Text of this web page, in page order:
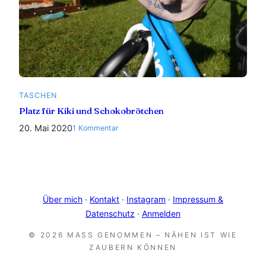
TASCHEN
Platz für Kiki und Schokobrötchen
20. Mai 20201 Kommentarzu
Über mich · Kontakt · Instagram · Impressum &
Datenschutz · Anmelden
© 2026 MASS GENOMMEN – NÄHEN IST WIE Z
AUBERN KÖNNEN